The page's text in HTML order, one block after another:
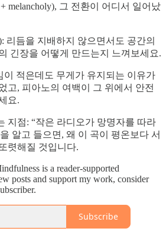
melancholy), 그 전환이 어디서 일어났
리듬을 지배하지 않으면서도 공간의
긴장을 어떻게 만드는지 느껴보세요.
이 적은데도 무게가 유지되는 이유가
고, 피아노의 여백이 그 위에서 안전
요.
지점: “작은 라디오가 망명자를 따라
알고 들으면, 왜 이 곡이 평온보다 서
렷해질 것입니다.
is a reader-supported
posts and support my work, consider
Subscribe